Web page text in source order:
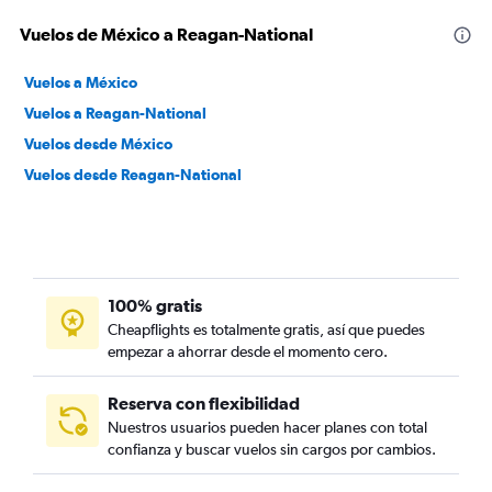
Vuelos de México a Reagan-National
Vuelos a México
Vuelos a Reagan-National
Vuelos desde México
Vuelos desde Reagan-National
100% gratis
Cheapflights es totalmente gratis, así que puedes
empezar a ahorrar desde el momento cero.
Reserva con flexibilidad
Nuestros usuarios pueden hacer planes con total
confianza y buscar vuelos sin cargos por cambios.